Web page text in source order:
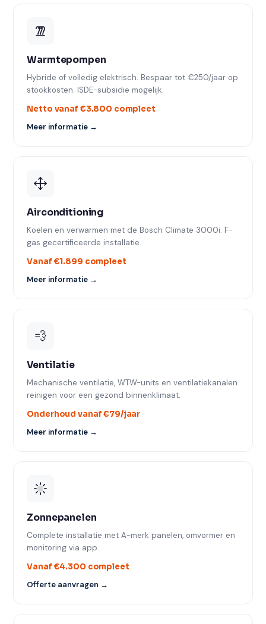
Warmtepompen
Hybride of volledig elektrisch. Bespaar tot €250/jaar op
stookkosten. ISDE-subsidie mogelijk.
Netto vanaf €3.800 compleet
Meer informatie →
Airconditioning
Koelen en verwarmen met de Bosch Climate 3000i. F-
gas gecertificeerde installatie.
Vanaf €1.899 compleet
Meer informatie →
💨
Ventilatie
Mechanische ventilatie, WTW-units en ventilatiekanalen
reinigen voor een gezond binnenklimaat.
Onderhoud vanaf €79/jaar
Meer informatie →
Zonnepanelen
Complete installatie met A-merk panelen, omvormer en
monitoring via app.
Vanaf €4.300 compleet
Offerte aanvragen →